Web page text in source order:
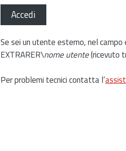
Accedi
Se sei un utente esterno, nel campo
EXTRARER\nome utente(ricevuto
Per problemi tecnici contatta l’